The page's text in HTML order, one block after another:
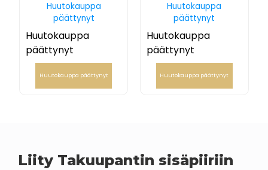
Huutokauppa
päättynyt
Huutokauppa
päättynyt
Huutokauppa päättynyt
Huutokauppa
päättynyt
Huutokauppa
päättynyt
Huutokauppa päättynyt
Liity Takuupantin sisäpiiriin